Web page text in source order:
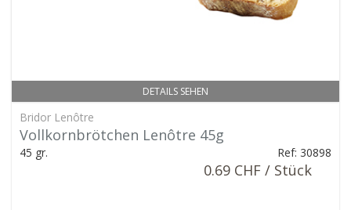
DETAILS SEHEN
Bridor Lenôtre
Vollkornbrötchen Lenôtre 45g
45 gr. Ref: 30898
0.69 CHF / Stück